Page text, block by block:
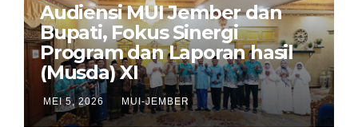
Audiensi MUI Jember dan
Bupati, Fokus Sinergi
Program dan Laporan hasil
(Musda) XI
MEI 5, 2026 MUI-JEMBER